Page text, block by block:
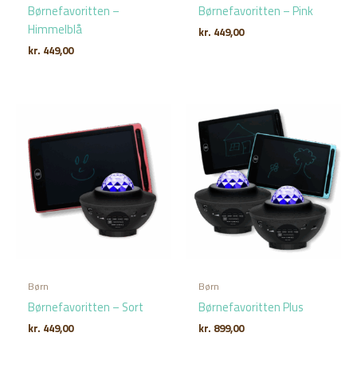
Børnefavoritten –
Himmelblå
kr. 449,00
Børnefavoritten – Pink
kr. 449,00
Børn
Børnefavoritten – Sort
kr. 449,00
Børn
Børnefavoritten Plus
kr. 899,00